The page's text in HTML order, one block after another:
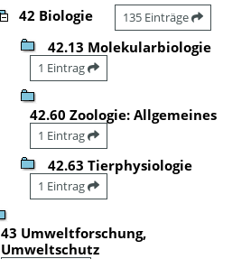
42 Biologie 135 Einträge
42.13 Molekularbiologie
1 Eintrag
42.60 Zoologie: Allgemeines
1 Eintrag
42.63 Tierphysiologie
1 Eintrag
43 Umweltforschung,
Umweltschutz